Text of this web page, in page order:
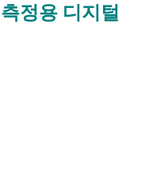
정용 디지털